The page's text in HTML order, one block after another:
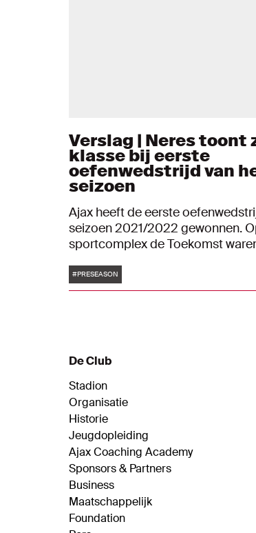
Verslag | Neres toont
klasse bij eerste
oefenwedstrijd van
seizoen
Ajax heeft de eerste
seizoen 2021/2022 gewonnen.
sportcomplex de Toekomst
tweededivisionist Koninklijke
Vooral David Neres had het
Tags
#PRESEASON
De Club
Stadion
Organisatie
Historie
Jeugdopleiding
Ajax Coaching Academy
Sponsors & Partners
Business
Maatschappelijk
Foundation